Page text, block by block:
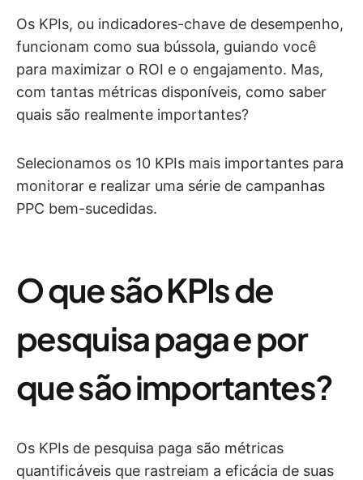
Os KPIs, ou indicadores-chave de desempenho,
funcionam como sua bússola, guiando você
para maximizar o ROI e o engajamento. Mas,
com tantas métricas disponíveis, como saber
quais são realmente importantes?
Selecionamos os 10 KPIs mais importantes para
monitorar e realizar uma série de campanhas
PPC bem-sucedidas.
O que são KPIs de
pesquisa paga e por
que são importantes?
Os KPIs de pesquisa paga são métricas
quantificáveis que rastreiam a eficácia de suas